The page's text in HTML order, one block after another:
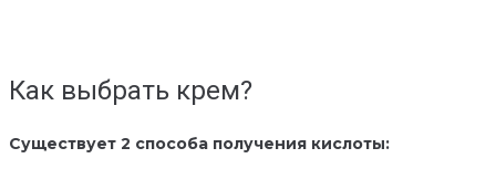
Как выбрать крем?
Существует 2 способа получения кислоты: